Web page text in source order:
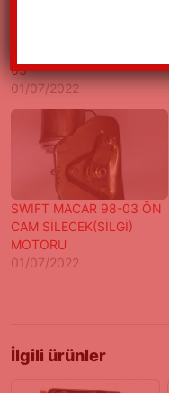
03
01/07/2022
SWIFT MACAR 98-03 ÖN
CAM SİLECEK(SİLGİ)
MOTORU
01/07/2022
İlgili ürünler